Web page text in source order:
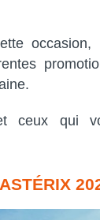
ceux qui